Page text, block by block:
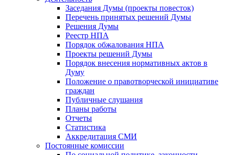
Заседания Думы (проекты повесток)
Перечень принятых решений Думы
Решения Думы
Реестр НПА
Порядок обжалования НПА
Проекты решений Думы
Порядок внесения нормативных актов в
Думу
Положение о правотворческой инициативе
граждан
Публичные слушания
Планы работы
Отчеты
Статистика
Аккредитация СМИ
Постоянные комиссии